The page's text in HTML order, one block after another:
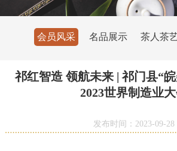
会员风采 名品展示 茶人茶
祁红智造 领航未来 | 祁门县“
2023世界制造业
发布时间：2023-09-28